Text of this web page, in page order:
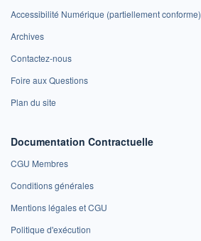
Accessibilité Numérique (partiellement conforme)
Archives
Contactez-nous
Foire aux Questions
Plan du site
Documentation Contractuelle
CGU Membres
Conditions générales
Mentions légales et CGU
Politique d'exécution